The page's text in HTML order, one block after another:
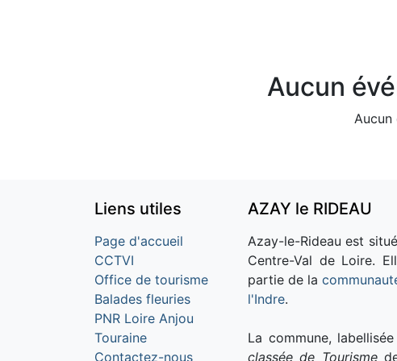
Aucun
Aucun
Liens utiles
Page d'accueil
CCTVI
Office de tourisme
Balades fleuries
PNR Loire Anjou
Touraine
Contactez-nous
AZAY le RIDEAU
Azay-le-Rideau est
Centre-Val de Loire.
partie de la
l'Indre.
La commune, labellisée
classée de Tourisme